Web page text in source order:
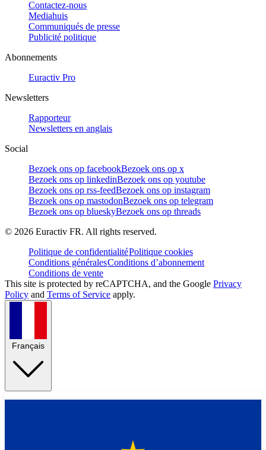
Contactez-nous
Mediahuis
Communiqués de presse
Publicité politique
Abonnements
Euractiv Pro
Newsletters
Rapporteur
Newsletters en anglais
Social
Bezoek ons op facebookBezoek ons op x
Bezoek ons op linkedinBezoek ons op youtube
Bezoek ons op rss-feedBezoek ons op instagram
Bezoek ons op mastodonBezoek ons op telegram
Bezoek ons op blueskyBezoek ons op threads
© 2026 Euractiv FR. All rights reserved.
Politique de confidentialitéPolitique cookies
Conditions généralesConditions d’abonnement
Conditions de vente
This site is protected by reCAPTCHA, and the Google Privacy
Policy and Terms of Service apply.
Français